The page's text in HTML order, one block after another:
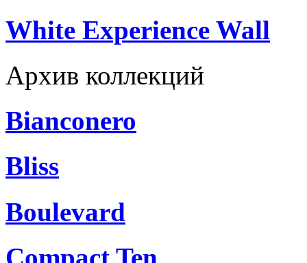
White Experience Wall
Архив коллекций
Bianconero
Bliss
Boulevard